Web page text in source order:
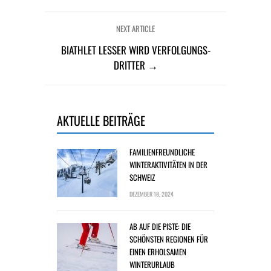
NEXT ARTICLE
BIATHLET LESSER WIRD VERFOLGUNGS-
DRITTER →
AKTUELLE BEITRÄGE
FAMILIENFREUNDLICHE
WINTERAKTIVITÄTEN IN DER
SCHWEIZ
DEZEMBER 18, 2024
AB AUF DIE PISTE: DIE
SCHÖNSTEN REGIONEN FÜR
EINEN ERHOLSAMEN
WINTERURLAUB